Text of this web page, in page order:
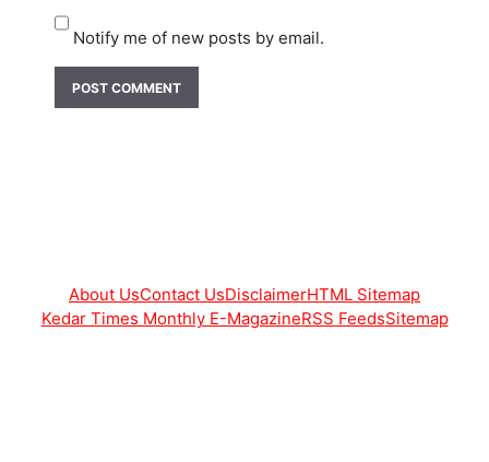
Notify me of new posts by email.
About UsContact UsDisclaimerHTML Sitemap
Kedar Times Monthly E-MagazineRSS FeedsSitemap